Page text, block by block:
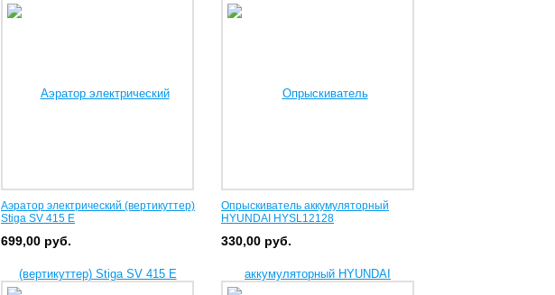
Аэратор электрический (вертикуттер)
Stiga SV 415 E
699,00 руб.
Опрыскиватель аккумуляторный
HYUNDAI HYSL12128
330,00 руб.